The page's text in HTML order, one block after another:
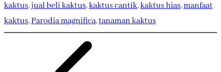
kaktus, jual beli kaktus, kaktus cantik, kaktus hias, manfaat
kaktus, Parodia magnifica, tanaman kaktus